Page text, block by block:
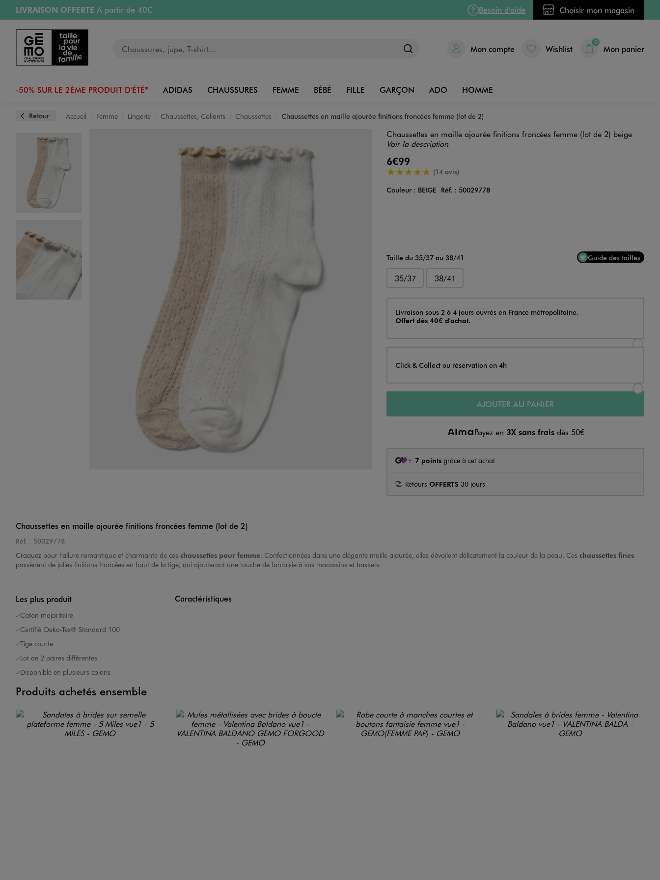
Aller au contenu principal
Aller à la navigation
LIVRAISON OFFERTE A partir de 40€
RETRAIT ET LIVRAISON OFFERTE
RÉSERVATION GRATUITE
4h en magasin
Retours OFFERTSpendant 30 jours
Besoin d'aide Choisir mon magasin
Mon compte Wishlist
0
Mon panier
-50% SUR LE 2ÈME PRODUIT D'ÉTÉ* ADIDAS CHAUSSURES FEMME BÉBÉ FILLE GARÇON ADO HOMME
Retour Accueil Femme Lingerie Chaussettes, Collants Chaussettes Chaussettes en maille ajourée finitions froncées femme (lot de 2)
Image 2 sur 2
Chaussettes en maille ajourée finitions froncées femme (lot de 2) beige
Voir la description
6€99
5/5 de moyenne(14 avis)
Couleur
Couleur : BEIGE Réf. : 50029778
Taille du 35/37 au 38/41 Guide des tailles
35/37 38/41
Livraison
Livraison sous 2 à 4 jours ouvrés en France métropolitaine.
Offert dès 40€ d'achat.
Click & Collect ou réservation en 4h
AJOUTER AU PANIER
Payez en 3X sans fraisdès 50€
+ 7 pointsgrâce à cet achat
Retours OFFERTS 30 jours
Chaussettes en maille ajourée finitions froncées femme (lot de 2)
Réf. : 50029778
Craquez pour l’allure romantique et charmante de ces chaussettes pour femme. Confectionnées dans une élégante maille ajourée, elles dévoilent délicatement la couleur de la peau. Ces chaussettes fines
possèdent de jolies finitions froncées en haut de la tige, qui ajouteront une touche de fantaisie à vos mocassins et baskets.
Les plus produit
Coton majoritaire
Certifié Oeko-Tex® Standard 100
Tige courte
Lot de 2 paires différentes
Disponible en plusieurs coloris
Caractéristiques
Produits achetés ensemble